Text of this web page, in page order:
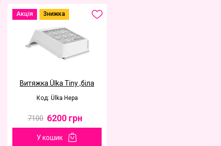
Акція Знижка
Витяжка Ülka Tiny ,біла
Код: Ülka Hepa
7100 6200 грн
У кошик